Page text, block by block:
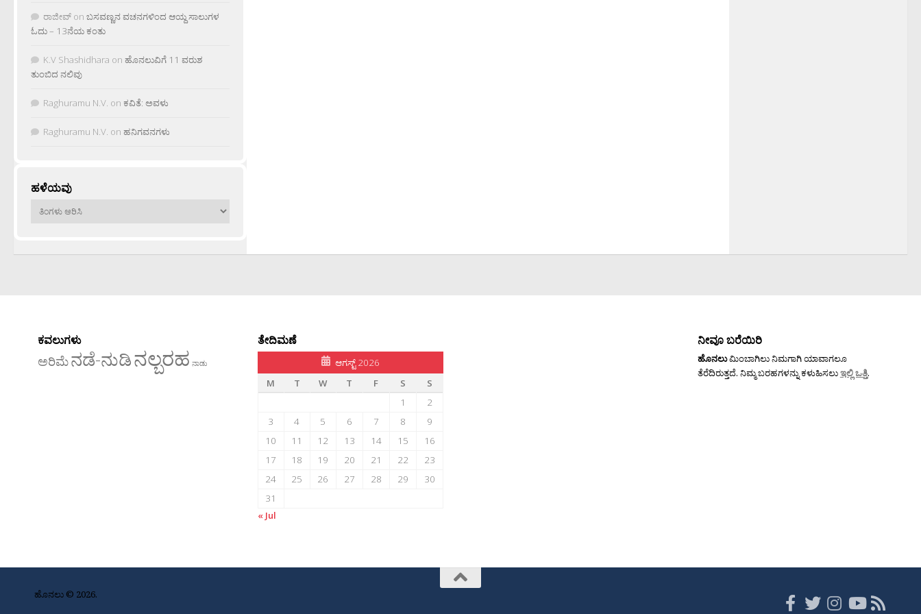
ರಾಜೀವ್ on ಬಸವಣ್ಣನ ವಚನಗಳಿಂದ ಆಯ್ದ ಸಾಲುಗಳ
ಓದು – 13ನೆಯ ಕಂತು
K.V Shashidhara on ಹೊನಲುವಿಗೆ 11 ವರುಶ
ತುಂಬಿದ ನಲಿವು
Raghuramu N.V. on ಕವಿತೆ: ಅವಳು
Raghuramu N.V. on ಹನಿಗವನಗಳು
ಹಳೆಯವು
ಹಳೆಯವು
ಕವಲುಗಳು
ಅರಿಮೆನಡೆ-ನುಡಿನಲ್ಬರಹ ನಾಡು
ತೇದಿಮಣೆ
ಆಗಸ್ಟ್ 2026
M
T W T F S
S
1
2
3
4 5 6 7 8
9
10
11 12 13 14 15
16
17
18 19 20 21 22
23
24
25 26 27 28 29
30
31
« Jul
ನೀವೂ ಬರೆಯಿರಿ
ಹೊನಲುಮಿಂಬಾಗಿಲು ನಿಮಗಾಗಿ ಯಾವಾಗಲೂ
ತೆರೆದಿರುತ್ತದೆ. ನಿಮ್ಮ ಬರಹಗಳನ್ನು ಕಳುಹಿಸಲುಇಲ್ಲಿ ಒತ್ತಿ.
ಹೊನಲು © 2026.